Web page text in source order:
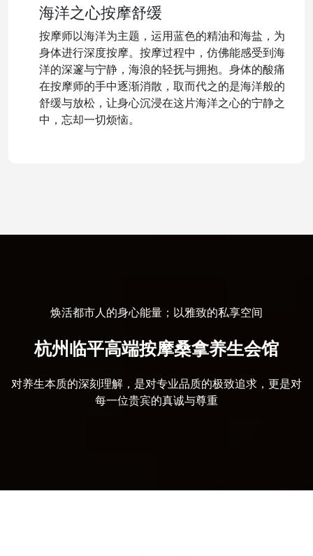
海洋之心按摩舒缓
按摩师以海洋为主题，运用蓝色的精油和海盐，为
身体进行深度按摩。按摩过程中，仿佛能感受到海
洋的深邃与宁静，海浪的轻抚与拥抱。身体的酸痛
在按摩师的手中逐渐消散，取而代之的是海洋般的
舒缓与放松，让身心沉浸在这片海洋之心的宁静之
中，忘却一切烦恼。
焕活都市人的身心能量；以雅致的私享空间
杭州临平高端按摩桑拿养生会馆
对养生本质的深刻理解，是对专业品质的极致追求，更是对
每一位贵宾的真诚与尊重